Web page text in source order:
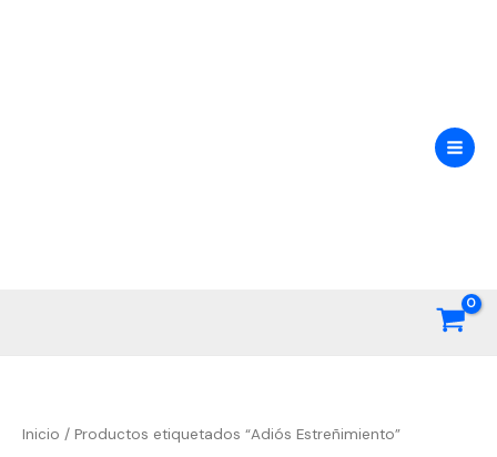
Inicio / Productos etiquetados “Adiós Estreñimiento”